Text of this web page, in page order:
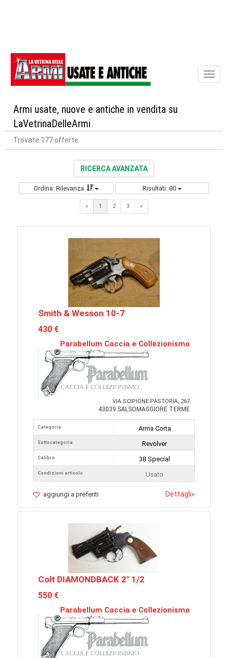
Armi usate, nuove e antiche in vendita su
LaVetrinaDelleArmi
Trovate 177 offerte
RICERCA AVANZATA
Ordina: Rilevanza Risultati: 80
« 1 2 3 »Next
Smith & Wesson 10-7
430 €
Parabellum Caccia e Collezionismo
VIA SCIPIONE PASTORIA, 267
43039 SALSOMAGGIORE TERME
Categoria
Sottocategoria
Calibro
Condizioni articolo
Arma Corta
Revolver
38 Special
Usato
aggiungi a preferiti Dettagli»
Colt DIAMONDBACK 2" 1/2
550 €
Parabellum Caccia e Collezionismo